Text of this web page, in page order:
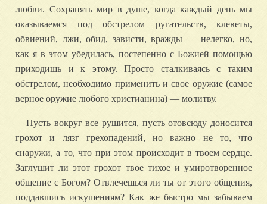
любви. Сохранять мир в душе, когда каждый день мы
оказываемся под обстрелом ругательств, клеветы,
обвиений, лжи, обид, зависти, вражды — нелегко, но,
как я в этом убедилась, постепенно с Божией помощью
приходишь и к этому. Просто сталкиваясь с таким
обстрелом, необходимо применить и свое оружие (самое
верное оружие любого христианина) — молитву.
Пусть вокруг все рушится, пусть отовсюду доносится
грохот и лязг грехопадений, но важно не то, что
снаружи, а то, что при этом происходит в твоем сердце.
Заглушит ли этот грохот твое тихое и умиротворенное
общение с Богом? Отвлечешься ли ты от этого общения,
поддавшись искушениям? Как же быстро мы забываем